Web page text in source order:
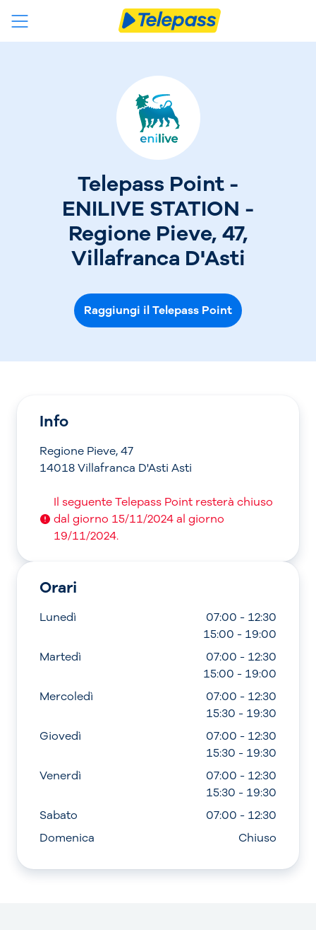
Telepass Point -
ENILIVE STATION -
Regione Pieve, 47,
Villafranca D'Asti
Raggiungi il Telepass Point
Info
Regione Pieve, 47
14018 Villafranca D'Asti Asti
Il seguente Telepass Point resterà chiuso
dal giorno 15/11/2024 al giorno
19/11/2024.
Orari
Lunedì
07:00 - 12:30
15:00 - 19:00
Martedì
07:00 - 12:30
15:00 - 19:00
Mercoledì
07:00 - 12:30
15:30 - 19:30
Giovedì
07:00 - 12:30
15:30 - 19:30
Venerdì
07:00 - 12:30
15:30 - 19:30
Sabato
07:00 - 12:30
Domenica
Chiuso